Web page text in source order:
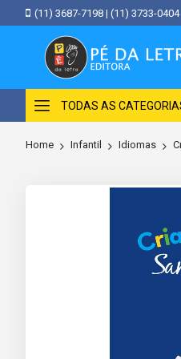
(11) 3687-7198 | (11) 3733-0404
TODAS AS
Home Infantil Idiomas